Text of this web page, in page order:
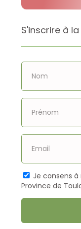
«Nous
S'inscrire à
Je consens
Province de